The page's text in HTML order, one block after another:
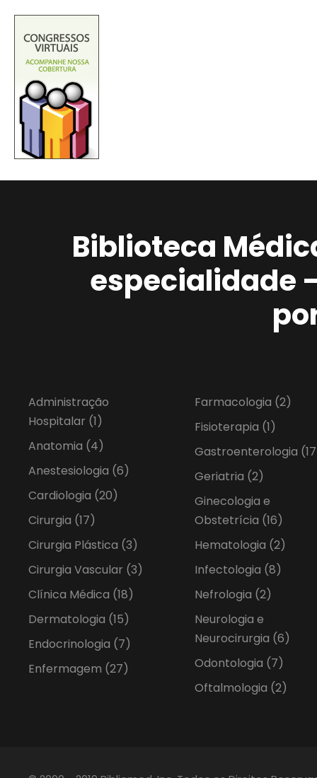
Biblioteca
especialidade
Administração
Hospitalar (1)
Anatomia (4)
Anestesiologia (6)
Cardiologia (20)
Cirurgia (17)
Cirurgia Plástica (3)
Cirurgia Vascular (3)
Clínica Médica (18)
Dermatologia (15)
Endocrinologia (7)
Enfermagem (27)
Farmacologia (2)
Fisioterapia (1)
Gastroenterologia
Geriatria (2)
Ginecologia e
Obstetrícia (16)
Hematologia (2)
Infectologia (8)
Nefrologia (2)
Neurologia e
Neurocirurgia (6)
Odontologia (7)
Oftalmologia (2)